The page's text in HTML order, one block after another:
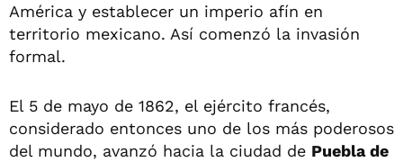
América y establecer un imperio afín en
territorio mexicano. Así comenzó la invasión
formal.
El 5 de mayo de 1862, el ejército francés,
considerado entonces uno de los más poderosos
del mundo, avanzó hacia la ciudad de Puebla de